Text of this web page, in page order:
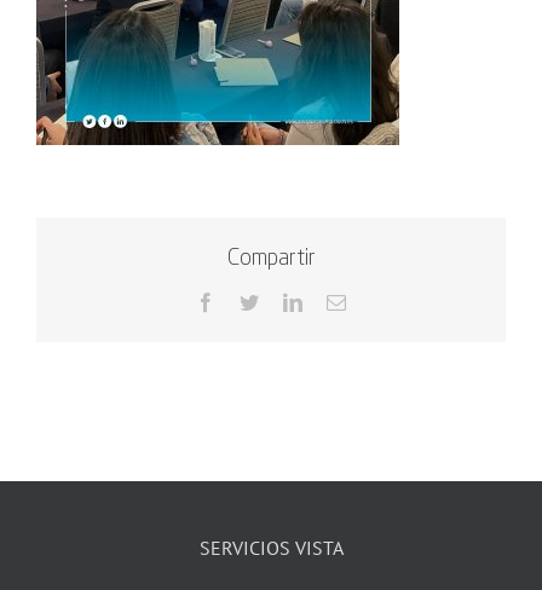
Compartir
Facebook
TwitterLinkedInCorreo
SERVICIOS VISTA